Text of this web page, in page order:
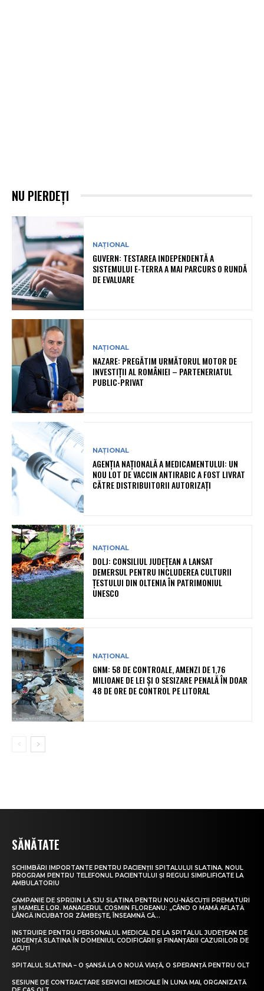
NU PIERDEȚI
NAȚIONAL
GUVERN: TESTAREA INDEPENDENTĂ A
SISTEMULUI E-TERRA A MAI PARCURS O RUNDĂ
DE EVALUARE
NAȚIONAL
NAZARE: PREGĂTIM URMĂTORUL MOTOR DE
INVESTIȚII AL ROMÂNIEI – PARTENERIATUL
PUBLIC-PRIVAT
NAȚIONAL
AGENȚIA NAȚIONALĂ A MEDICAMENTULUI: UN
NOU LOT DE VACCIN ANTIRABIC A FOST LIVRAT
CĂTRE DISTRIBUITORII AUTORIZAȚI
NAȚIONAL
DOLJ: CONSILIUL JUDEȚEAN A LANSAT
DEMERSUL PENTRU INCLUDEREA CULTURII
ȚESTULUI DIN OLTENIA ÎN PATRIMONIUL
UNESCO
NAȚIONAL
GNM: 58 DE CONTROALE, AMENZI DE 1,76
MILIOANE DE LEI ȘI O SESIZARE PENALĂ ÎN DOAR
48 DE ORE DE CONTROL PE LITORAL
SĂNĂTATE
SCHIMBĂRI IMPORTANTE PENTRU PACIENȚII SPITALULUI SLATINA. NOUL
PROGRAM PENTRU TELEFONUL PACIENTULUI ȘI REGULI SIMPLIFICATE LA
AMBULATORIU
CAMPANIE DE SPRIJIN LA SJU SLATINA PENTRU NOU-NĂSCUȚII PREMATURI
ȘI MAMELE LOR. MANAGERUL COSMIN FLOREANU: „CÂND O MAMĂ AFLATĂ
LÂNGĂ INCUBATOR ZÂMBEȘTE, ÎNSEAMNĂ CĂ...
INSTRUIRE PENTRU PERSONALUL MEDICAL DE LA SPITALUL JUDEȚEAN DE
URGENȚĂ SLATINA ÎN DOMENIUL CODIFICĂRII ȘI FINANȚĂRII CAZURILOR DE
ACUȚI
SPITALUL SLATINA – O ȘANSĂ LA O NOUĂ VIAȚĂ, O SPERANȚĂ PENTRU OLT
SESIUNE DE CONTRACTARE SERVICII MEDICALE ÎN LUNA MAI, ORGANIZATĂ